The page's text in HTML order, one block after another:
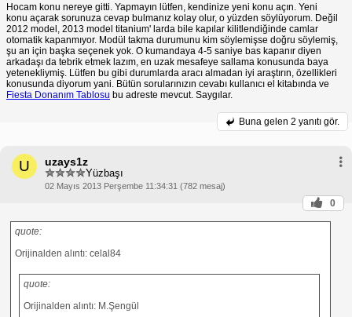
Hocam konu nereye gitti. Yapmayın lütfen, kendinize yeni konu açın. Yeni
konu açarak sorunuza cevap bulmanız kolay olur, o yüzden söylüyorum. Değil
2012 model, 2013 model titanium' larda bile kapılar kilitlendiğinde camlar
otomatik kapanmıyor. Modül takma durumunu kim söylemişse doğru söylemiş,
şu an için başka seçenek yok. O kumandaya 4-5 saniye bas kapanır diyen
arkadaşı da tebrik etmek lazım, en uzak mesafeye sallama konusunda baya
yetenekliymiş. Lütfen bu gibi durumlarda aracı almadan iyi araştırın, özellikleri
konusunda diyorum yani. Bütün sorularınızın cevabı kullanıcı el kitabında ve
Fiesta Donanım Tablosu bu adreste mevcut. Saygılar.
Buna gelen 2 yanıtı gör.
U uzays1z
Yüzbaşı
02 Mayıs 2013 Perşembe 11:34:31 (782 mesaj)
0
quote:
Orijinalden alıntı: celal84
quote:
Orijinalden alıntı: M.Şengül